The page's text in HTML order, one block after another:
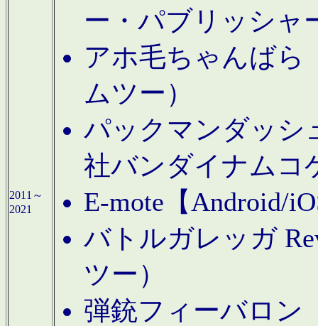
2011～
2021
ー・パブリッシャ
アホ毛ちゃんばら
ムツー）
パックマンダッシ
社バンダイナムコ
E-mote【Android/
バトルガレッガ
ツー）
弾銃フィーバロン